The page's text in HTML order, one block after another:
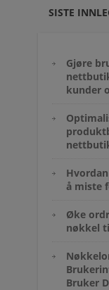
SISTE
Gjøre
kunder
å miste
Øke
nøkkel
Bruker